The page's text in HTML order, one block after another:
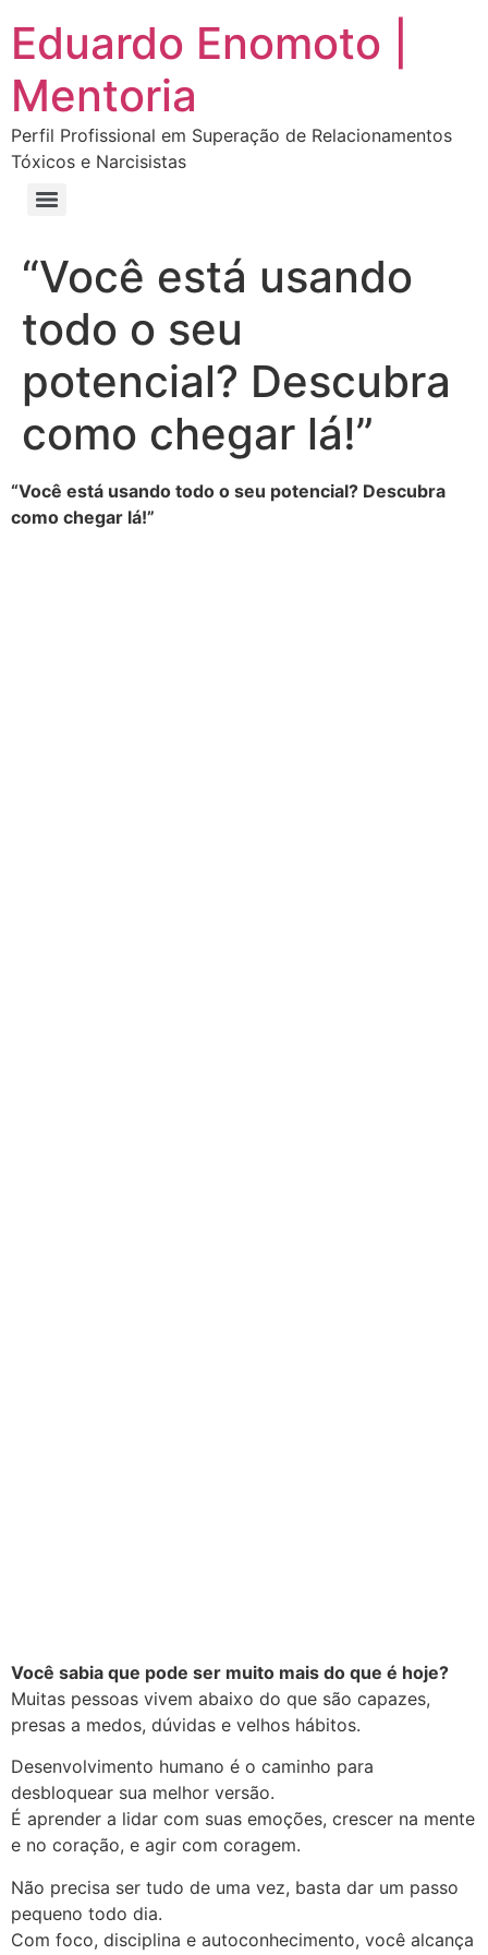
Eduardo Enomoto |
Mentoria
Perfil Profissional em Superação de Relacionamentos
Tóxicos e Narcisistas
“Você está usando
todo o seu
potencial? Descubra
como chegar lá!”
“Você está usando todo o seu potencial? Descubra
como chegar lá!”
Você sabia que pode ser muito mais do que é hoje?
Muitas pessoas vivem abaixo do que são capazes,
presas a medos, dúvidas e velhos hábitos.
Desenvolvimento humano é o caminho para
desbloquear sua melhor versão.
É aprender a lidar com suas emoções, crescer na mente
e no coração, e agir com coragem.
Não precisa ser tudo de uma vez, basta dar um passo
pequeno todo dia.
Com foco, disciplina e autoconhecimento, você alcança